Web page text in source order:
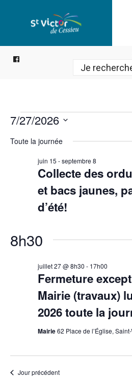
Évènements
27
juillet
7/27/2026
une
Toute la journée
Collecte des
et bacs jaunes,
d’été!
juin 15 -septembre 8
8h30
Fermeture
Mairie (travaux)
2026 toute la
juillet 27 @ 8h30 - 17h00
Mairie62 Place de l’Église,
Jour précédent
for: